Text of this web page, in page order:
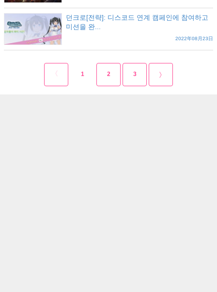
던크로[전략]: 디스코드 연계 캠페인에 참여하고
미션을 완...
2022年08月23日
1 2 3